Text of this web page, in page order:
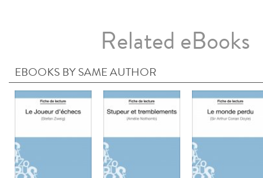
Related eBooks
EBOOKS BY SAME AUTHOR